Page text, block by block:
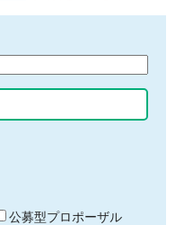
公募型プロポーザル